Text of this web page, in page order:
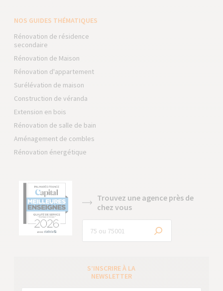
NOS GUIDES THÉMATIQUES
Rénovation de résidence
secondaire
Rénovation de Maison
Rénovation d'appartement
Surélévation de maison
Construction de véranda
Extension en bois
Rénovation de salle de bain
Aménagement de combles
Rénovation énergétique
Trouvez une agence près de
chez vous
S’INSCRIRE À LA
NEWSLETTER